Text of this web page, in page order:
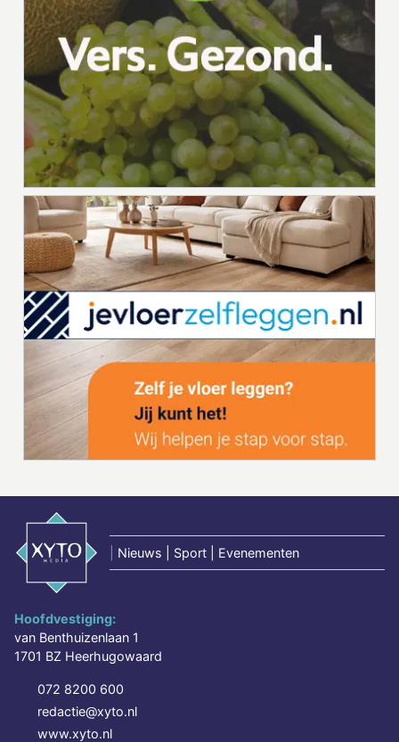
Nieuws | Sport | Evenementen
Hoofdvestiging:
van Benthuizenlaan 1
1701 BZ Heerhugowaard
072 8200 600
redactie@xyto.nl
www.xyto.nl